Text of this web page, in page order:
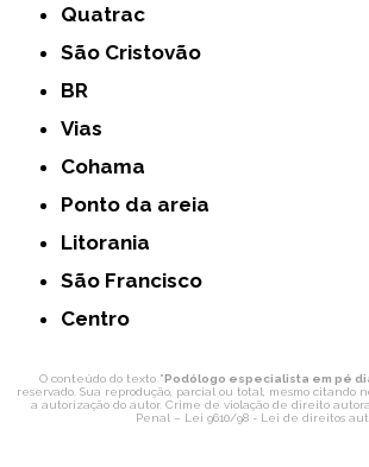
Quatrac
São Cristovão
BR
Vias
Cohama
Ponto da areia
Litorania
São Francisco
Centro
O conteúdo do texto "Podólogo especialista em pé
reservado. Sua reprodução, parcial ou total, mesmo citando
a autorização do autor. Crime de violação de direito
Penal – Lei 9610/98 - Lei de direitos